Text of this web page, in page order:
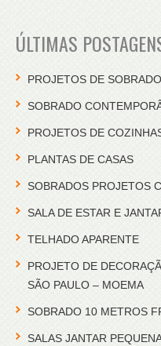
ÚLTIMAS
PROJETOS DE
SOBRADO
PROJETOS DE
PLANTAS DE CASAS
SOBRADOS PROJETOS
SALA DE ESTAR E
TELHADO APARENTE
PROJETO DE
SÃO PAULO – MOEMA
SOBRADO 10 METROS
SALAS JANTAR